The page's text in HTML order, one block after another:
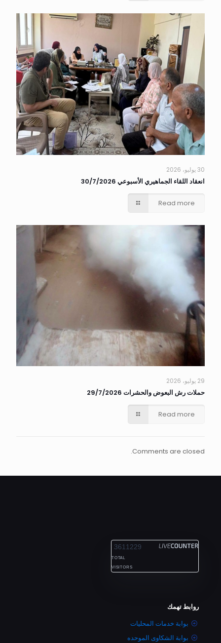
30 يوليو، 2026
انعقاد اللقاء الجماهيري الأسبوعي 30/7/2026
Read more
29 يوليو، 2026
حملات رش البعوض والحشرات 29/7/2026
Read more
Comments are closed.
3611229
TOTAL
VISITORS
روابط تهمك
بوابة خدمات المحليات
بوابة الشكاوى الموحده